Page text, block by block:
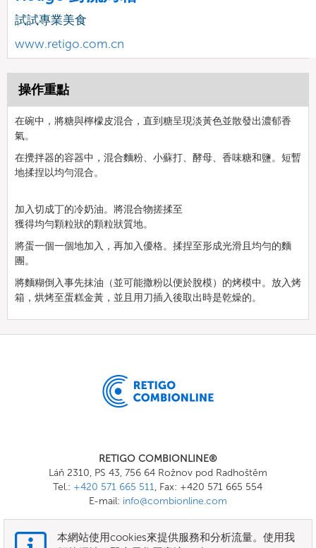
試試專業美食
www.retigo.com.cn
操作重點
在碗中，將糖與檸檬皮混合，直到糖呈現淡黃色並散發出濃郁香
氣。
在攪拌器的容器中，混合麵粉、小蘇打、酵母、香味糖和鹽。短暫
地揉捏以均勻混合。
加入切成丁的冷奶油。將混合物搓揉至
獲得均勻顆粒狀的顆粒狀質地。
將蛋一個一個地加入，再加入優格。揉捏至形成光滑且均勻的麵
團。
將麵糊倒入事先抹油（並可能撒粉以便於脫模）的烤模中。放入烤
箱，烘烤至蛋糕金黃，並且用刀插入後取出時是乾燥的。
RETIGO COMBIONLINE®
Láň 2310, PS 43, 756 64 Rožnov pod Radhoštěm
Tel.: +420 571 665 511, Fax: +420 571 665 554
E-mail: info@combionline.com
本網站使用cookies來提供服務和分析流量。使用我